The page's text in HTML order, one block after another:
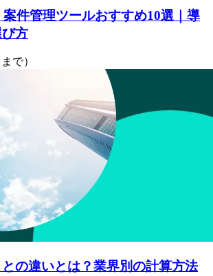
案件管理ツールおすすめ10選｜導
方
で）
の違いとは？業界別の計算方法